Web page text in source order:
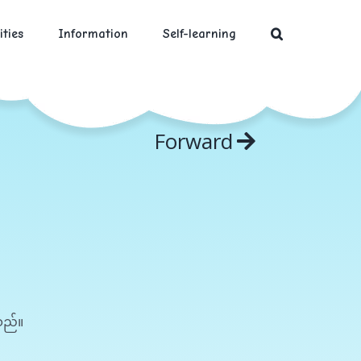
Information Self-learning
Forward
ည်။